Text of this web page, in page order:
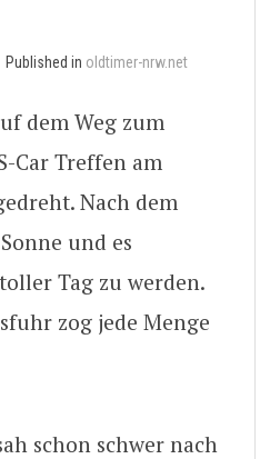
Published in oldtimer-nrw.net
dem Weg zum
Car Treffen am
Nach dem
und es
Tag zu werden.
zog jede Menge
schon schwer nach